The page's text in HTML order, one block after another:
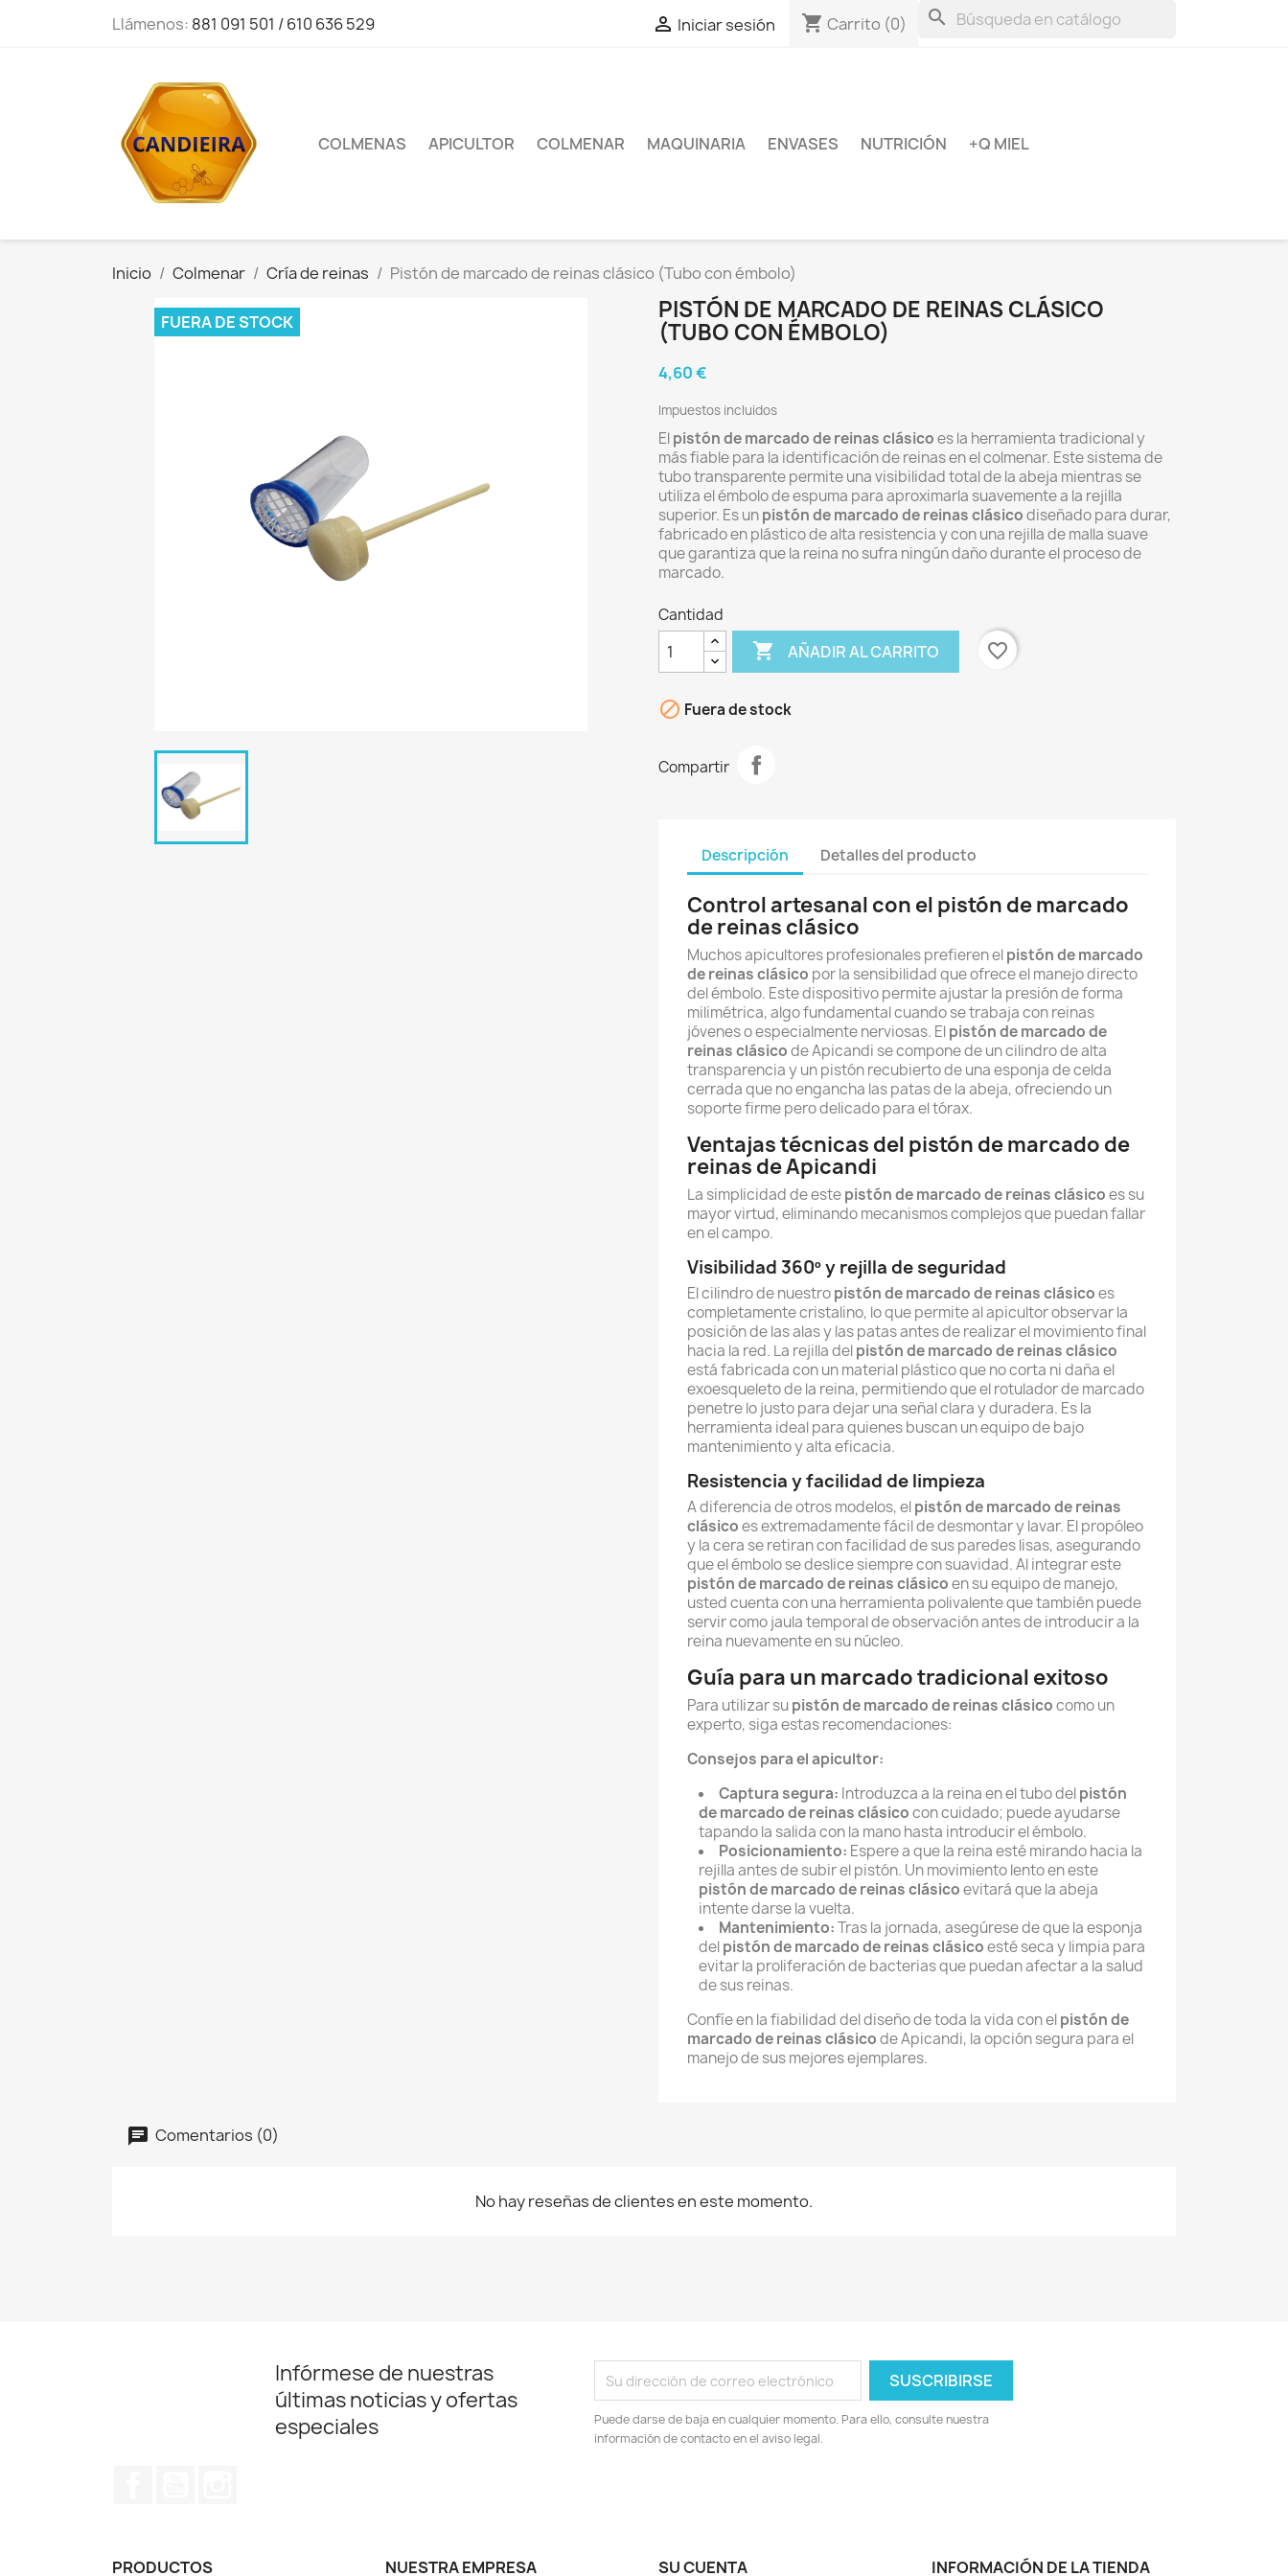
Llámenos: 881 091 501 / 610 636 529  Iniciar sesión shopping_cart Carrito (0) search
COLMENAS APICULTOR COLMENAR MAQUINARIA ENVASES NUTRICIÓN +Q MIEL
Inicio Colmenar Cría de reinas Pistón de marcado de reinas clásico (Tubo con émbolo)
FUERA DE STOCK
PISTÓN DE MARCADO DE REINAS CLÁSICO
(TUBO CON ÉMBOLO)
4,60 €
Impuestos incluidos
Elpistón de marcado de reinas clásicoes la herramienta tradicional y
más fiable para la identificación de reinas en el colmenar. Este sistema de
tubo transparente permite una visibilidad total de la abeja mientras se
utiliza el émbolo de espuma para aproximarla suavemente a la rejilla
superior. Es unpistón de marcado de reinas clásicodiseñado para durar,
fabricado en plástico de alta resistencia y con una rejilla de malla suave
que garantiza que la reina no sufra ningún daño durante el proceso de
marcado.
Cantidad
 AÑADIR AL CARRITO favorite_border
 Fuera de stock
Compartir
Descripción Detalles del producto
Control artesanal con el pistón de marcado
de reinas clásico
Muchos apicultores profesionales prefieren elpistón de marcado
de reinas clásico por la sensibilidad que ofrece el manejo directo
del émbolo. Este dispositivo permite ajustar la presión de forma
milimétrica, algo fundamental cuando se trabaja con reinas
jóvenes o especialmente nerviosas. Elpistón de marcado de
reinas clásicode Apicandi se compone de un cilindro de alta
transparencia y un pistón recubierto de una esponja de celda
cerrada que no engancha las patas de la abeja, ofreciendo un
soporte firme pero delicado para el tórax.
Ventajas técnicas del pistón de marcado de
reinas de Apicandi
La simplicidad de estepistón de marcado de reinas clásicoes su
mayor virtud, eliminando mecanismos complejos que puedan fallar
en el campo.
Visibilidad 360º y rejilla de seguridad
El cilindro de nuestropistón de marcado de reinas clásicoes
completamente cristalino, lo que permite al apicultor observar la
posición de las alas y las patas antes de realizar el movimiento final
hacia la red. La rejilla delpistón de marcado de reinas clásico
está fabricada con un material plástico que no corta ni daña el
exoesqueleto de la reina, permitiendo que el rotulador de marcado
penetre lo justo para dejar una señal clara y duradera. Es la
herramienta ideal para quienes buscan un equipo de bajo
mantenimiento y alta eficacia.
Resistencia y facilidad de limpieza
A diferencia de otros modelos, elpistón de marcado de reinas
clásicoes extremadamente fácil de desmontar y lavar. El propóleo
y la cera se retiran con facilidad de sus paredes lisas, asegurando
que el émbolo se deslice siempre con suavidad. Al integrar este
pistón de marcado de reinas clásicoen su equipo de manejo,
usted cuenta con una herramienta polivalente que también puede
servir como jaula temporal de observación antes de introducir a la
reina nuevamente en su núcleo.
Guía para un marcado tradicional exitoso
Para utilizar supistón de marcado de reinas clásicocomo un
experto, siga estas recomendaciones:
Consejos para el apicultor:
Captura segura: Introduzca a la reina en el tubo delpistón
de marcado de reinas clásicocon cuidado; puede ayudarse
tapando la salida con la mano hasta introducir el émbolo.
Posicionamiento: Espere a que la reina esté mirando hacia la
rejilla antes de subir el pistón. Un movimiento lento en este
pistón de marcado de reinas clásicoevitará que la abeja
intente darse la vuelta.
Mantenimiento:Tras la jornada, asegúrese de que la esponja
delpistón de marcado de reinas clásicoesté seca y limpia para
evitar la proliferación de bacterias que puedan afectar a la salud
de sus reinas.
Confíe en la fiabilidad del diseño de toda la vida con elpistón de
marcado de reinas clásicode Apicandi, la opción segura para el
manejo de sus mejores ejemplares.
Comentarios (0)
No hay reseñas de clientes en este momento.
Infórmese de nuestras
últimas noticias y ofertas
especiales
Puede darse de baja en cualquier momento. Para ello, consulte nuestra
información de contacto en el aviso legal.
PRODUCTOS NUESTRA EMPRESA SU CUENTA INFORMACIÓN DE LA TIENDA